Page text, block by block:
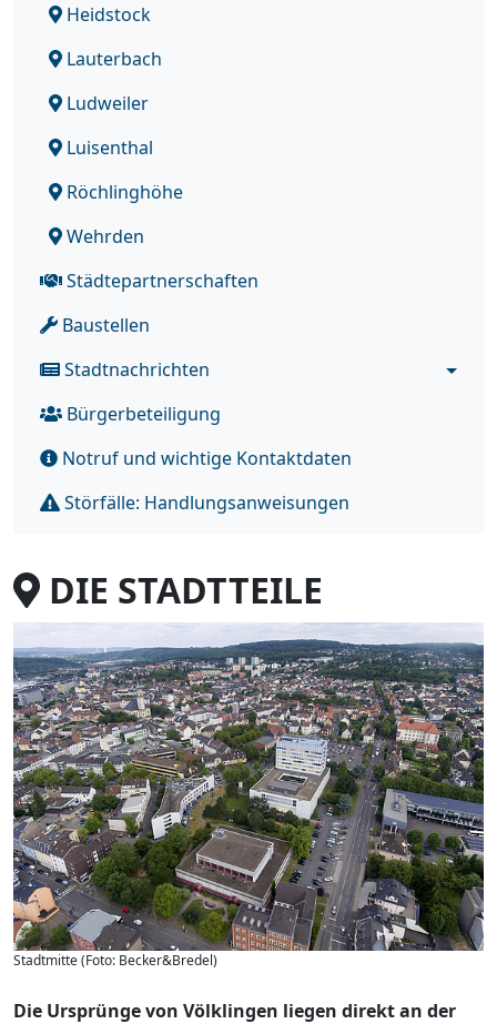
Heidstock
Lauterbach
Ludweiler
Luisenthal
Röchlinghöhe
Wehrden
Städtepartnerschaften
Baustellen
Stadtnachrichten
Bürgerbeteiligung
Notruf und wichtige Kontaktdaten
Störfälle: Handlungsanweisungen
DIE STADTTEILE
Stadtmitte (Foto: Becker&Bredel)
Die Ursprünge von Völklingen liegen direkt an der